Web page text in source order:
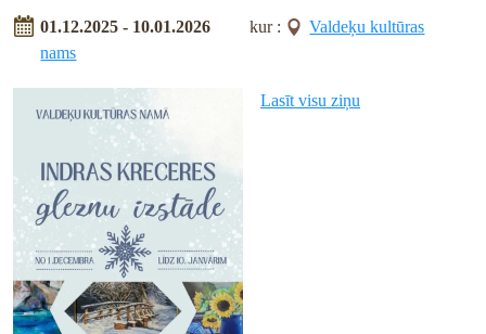
01.12.2025 - 10.01.2026 kur :
Valdeķu kultūras
nams
Lasīt visu ziņu